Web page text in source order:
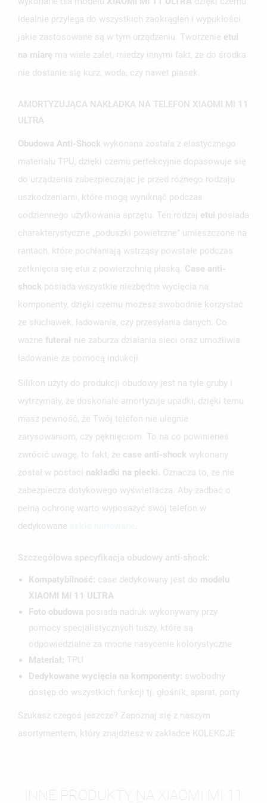
idealnie przylega do wszystkich zaokrągleń i wypukłości
jakie zastosowane są w tym urządzeniu. Tworzenie etui
na miarę ma wiele zalet, miedzy innymi fakt, że do środka
nie dostanie się kurz, woda, czy nawet piasek.
AMORTYZUJĄCA NAKŁADKA NA TELEFON XIAOMI MI 11
ULTRA
Obudowa Anti-Shock wykonana została z elastycznego
materiału TPU, dzięki czemu perfekcyjnie dopasowuje się
do urządzenia zabezpieczając je przed różnego rodzaju
uszkodzeniami, które mogą wyniknąć podczas
codziennego użytkowania sprzętu. Ten rodzaj etui posiada
charakterystyczne „poduszki powietrzne” umieszczone na
rantach, które pochłaniają wstrząsy powstałe podczas
zetknięcia się etui z powierzchnią płaską. Case anti-
shock posiada wszystkie niezbędne wycięcia na
komponenty, dzięki czemu możesz swobodnie korzystać
ze słuchawek, ładowania, czy przesyłania danych. Co
ważne futerał nie zaburza działania sieci oraz umożliwia
ładowanie za pomocą indukcji.
Silikon użyty do produkcji obudowy jest na tyle gruby i
wytrzymały, że doskonale amortyzuje upadki, dzięki temu
masz pewność, że Twój telefon nie ulegnie
zarysowaniom, czy pęknięciom. To na co powinieneś
zwrócić uwagę, to fakt, że case anti-shock wykonany
został w postaci nakładki na plecki. Oznacza to, że nie
zabezpiecza dotykowego wyświetlacza. Aby zadbać o
pełną ochronę warto wyposażyć swój telefon w
dedykowane
Szczegółowa specyfikacja obudowy anti-shock:
Kompatybilność: case dedykowany jest do modelu
XIAOMI MI 11 ULTRA
Foto obudowa posiada nadruk wykonywany przy
pomocy specjalistycznych tuszy, które są
odpowiedzialne za mocne nasycenie kolorystyczne
Materiał: TPU
Dedykowane wycięcia na komponenty: swobodny
dostęp do wszystkich funkcji tj. głośnik, aparat, porty
Szukasz czegoś jeszcze? Zapoznaj się z naszym
asortymentem, który znajdziesz w zakładce KOLEKCJE
INNE PRODUKTY NA XIAOMI MI 11
MOJE LISTY ŻYCZEŃ
add_circle_outline UTWÓRZ NOWĄ LISTĘ
UTWÓRZ LISTĘ ŻYCZEŃ
NAZWA LISTY ŻYCZEŃ
ZALOGUJ SIĘ
MUSISZ BYĆ ZALOGOWANY BY ZAPISAĆ PRODUKTY NA
SWOJEJ LIŚCIE ŻYCZEŃ.
ANULUJ ZALOGUJ SIĘ